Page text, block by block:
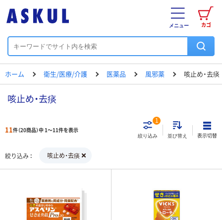
カゴ
メニュー
ホーム 衛生/医療/介護 医薬品 風邪薬 咳止め・去痰
咳止め・去痰
11件（20商品）中 1～11件を表示
絞り込み
1
並び替え 表示切替
絞り込み 咳止め・去痰